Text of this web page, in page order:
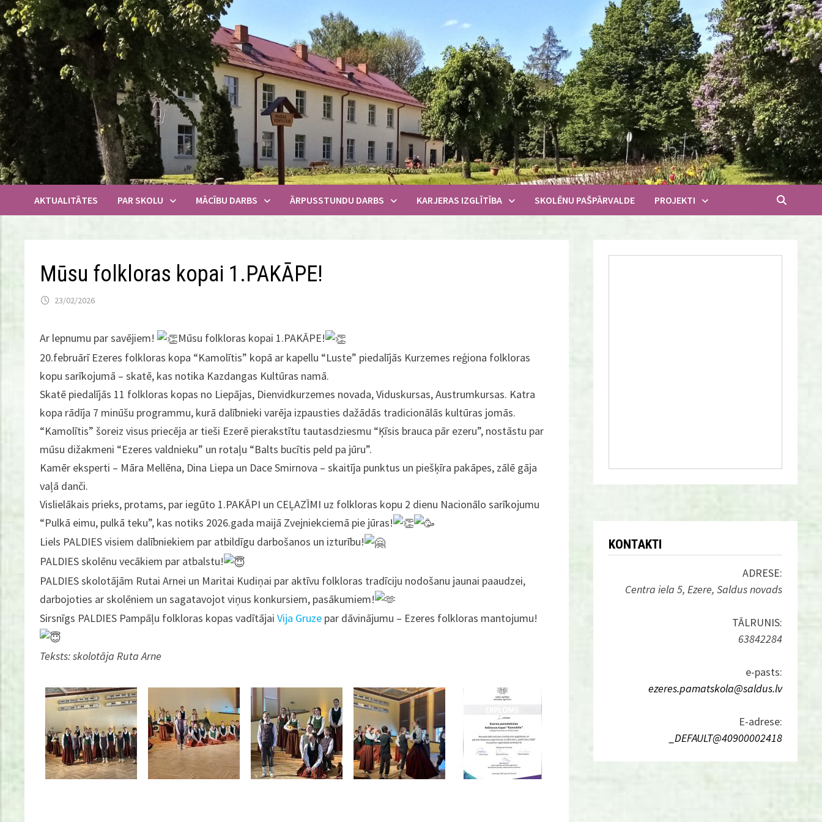
Skip
to
content
AKTUALITĀTES PAR SKOLU MĀCĪBU DARBS ĀRPUSSTUNDU DARBS KARJERAS IZGLĪTĪBA SKOLĒNU PAŠPĀRVALDE PROJEKTI
Mūsu folkloras kopai 1.PAKĀPE!
23/02/2026
Ar lepnumu par savējiem!
Mūsu folkloras kopai 1.PAKĀPE!
20.februārī Ezeres folkloras kopa “Kamolītis” kopā ar kapellu “Luste” piedalījās Kurzemes reģiona folkloras
kopu sarīkojumā – skatē, kas notika Kazdangas Kultūras namā.
Skatē piedalījās 11 folkloras kopas no Liepājas, Dienvidkurzemes novada, Viduskursas, Austrumkursas. Katra
kopa rādīja 7 minūšu programmu, kurā dalībnieki varēja izpausties dažādās tradicionālās kultūras jomās.
“Kamolītis” šoreiz visus priecēja ar tieši Ezerē pierakstītu tautasdziesmu “Ķīsis brauca pār ezeru”, nostāstu par
mūsu dižakmeni “Ezeres valdnieku” un rotaļu “Balts bucītis peld pa jūru”.
Kamēr eksperti – Māra Mellēna, Dina Liepa un Dace Smirnova – skaitīja punktus un piešķīra pakāpes, zālē gāja
vaļā danči.
Vislielākais prieks, protams, par iegūto 1.PAKĀPI un CEĻAZĪMI uz folkloras kopu 2 dienu Nacionālo sarīkojumu
“Pulkā eimu, pulkā teku”, kas notiks 2026.gada maijā Zvejniekciemā pie jūras!
Liels PALDIES visiem dalībniekiem par atbildīgu darbošanos un izturību!
PALDIES skolēnu vecākiem par atbalstu!
PALDIES skolotājām Rutai Arnei un Maritai Kudiņai par aktīvu folkloras tradīciju nodošanu jaunai paaudzei,
darbojoties ar skolēniem un sagatavojot viņus konkursiem, pasākumiem!
Sirsnīgs PALDIES Pampāļu folkloras kopas vadītājaiVija Gruze par dāvinājumu – Ezeres folkloras mantojumu!
Teksts: skolotāja Ruta Arne
KONTAKTI
ADRESE:
Centra iela 5, Ezere, Saldus novads
TĀLRUNIS:
63842284
e-pasts:
ezeres.pamatskola@saldus.lv
E-adrese:
_DEFAULT@40900002418